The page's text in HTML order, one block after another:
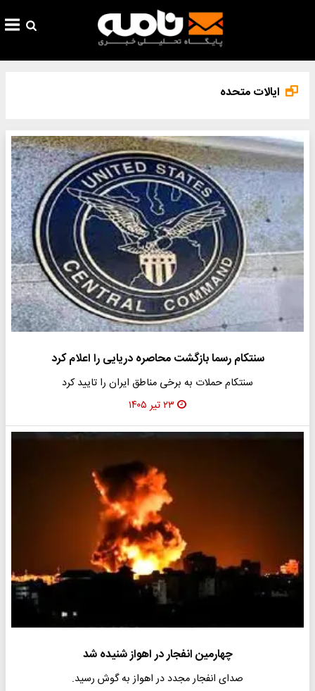
ایالات متحده
سنتکام رسما بازگشت محاصره دریایی را اعلام کرد
سنتکام حملات به برخی مناطق ایران را تایید کرد
۲۳ تیر ۱۴۰۵
چهارمین انفجار در اهواز شنیده شد
صدای انفجار مجدد در اهواز به گوش رسید.